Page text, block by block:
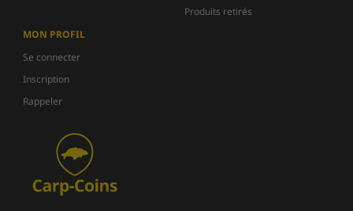
Produits retirés
MON PROFIL
Se connecter
Inscription
Rappeler